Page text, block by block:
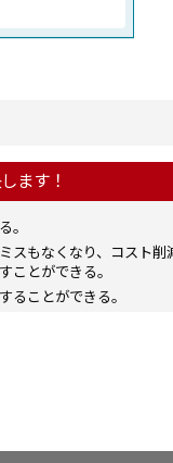
ます！
。
スもなくなり、コスト削
ことができる。
ることができる。